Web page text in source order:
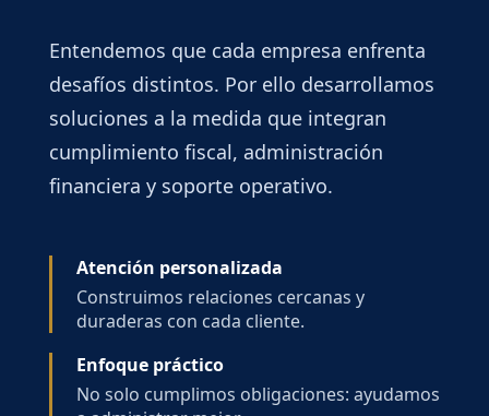
Entendemos que cada empresa enfrenta
desafíos distintos. Por ello desarrollamos
soluciones a la medida que integran
cumplimiento fiscal, administración
financiera y soporte operativo.
Atención personalizada
Construimos relaciones cercanas y
duraderas con cada cliente.
Enfoque práctico
No solo cumplimos obligaciones: ayudamos